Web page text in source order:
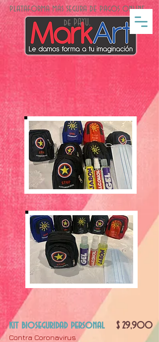
plataforma más segura de pagos online
de PAYU.
kit bioseguridad personal $ 29,900
Contra Coronavirus